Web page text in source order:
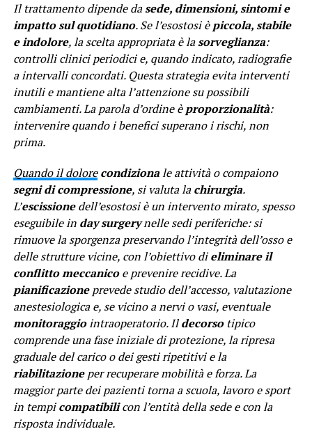
Il trattamento dipende dasede, dimensioni, sintomi e
impatto sul quotidiano. Se l’esostosi èpiccola, stabile
e indolore, la scelta appropriata è lasorveglianza:
controlli clinici periodici e, quando indicato, radiografie
a intervalli concordati. Questa strategia evita interventi
inutili e mantiene alta l’attenzione su possibili
cambiamenti. La parola d’ordine èproporzionalità:
intervenire quando i benefici superano i rischi, non
prima.
Quando il dolore condizionale attività o compaiono
segni di compressione, si valuta lachirurgia.
L’escissionedell’esostosi è un intervento mirato, spesso
eseguibile in day surgerynelle sedi periferiche: si
rimuove la sporgenza preservando l’integrità dell’osso e
delle strutture vicine, con l’obiettivo dieliminare il
conflitto meccanicoe prevenire recidive. La
pianificazioneprevede studio dell’accesso, valutazione
anestesiologica e, se vicino a nervi o vasi, eventuale
monitoraggiointraoperatorio. Ildecorsotipico
comprende una fase iniziale di protezione, la ripresa
graduale del carico o dei gesti ripetitivi e la
riabilitazioneper recuperare mobilità e forza. La
maggior parte dei pazienti torna a scuola, lavoro e sport
in tempicompatibilicon l’entità della sede e con la
risposta individuale.